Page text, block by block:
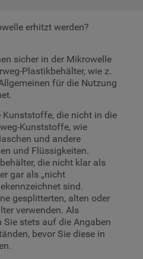
erhitzt werden?
sicher in der Mikrowelle
Plastikbehälter, wie z.
für die Nutzung
Kunststoffe, die nicht in die
Kunststoffe, wie
und andere
und Flüssigkeiten.
die nicht klar als
gar als „nicht
sind.
gesplitterten, alten oder
verwenden. Als
Sie stets auf die Angaben
bevor Sie diese in
von Google
privacy/
Cookies).
"Alle
klicken, stimmen Sie
Cookies und
an unsere
Zwecke zu. Wenn
möchten,
"Cookie
Cookie-Richtlinie
auf "Mehr
Sie auf "Nur
klicken, werden
Cookis